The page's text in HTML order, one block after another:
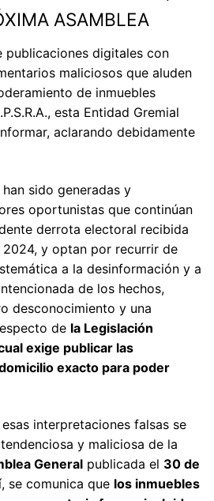
ASAMBLEA
publicaciones digitales con
maliciosos que aluden
de inmuebles
esta Entidad Gremial
aclarando debidamente
sido generadas y
oportunistas que continúan
derrota electoral recibida
2024, y optan por recurrir de
a la desinformación y a
de los hechos,
desconocimiento y una
de la Legislación
exige publicar las
exacto para poder
interpretaciones falsas se
y maliciosa de la
General publicada el 30 de
se comunica que los inmuebles